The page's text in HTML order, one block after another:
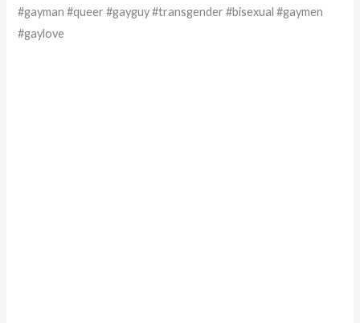
#gayman #queer #gayguy #transgender #bisexual #gaymen
#gaylove